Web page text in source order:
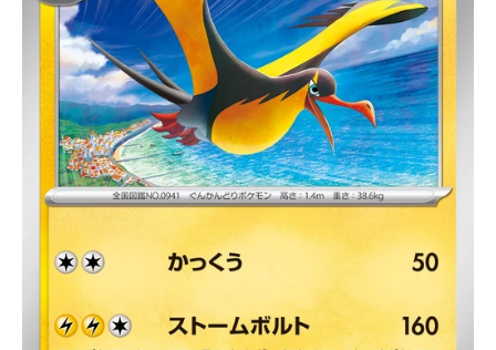
シ
ョ
ッ
プ
ホ
ビ
ビ
通
部